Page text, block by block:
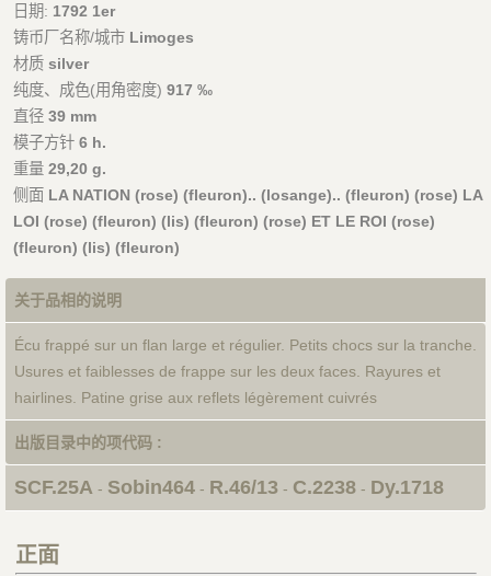
日期: 1792 1er
铸币厂名称/城市 Limoges
材质 silver
纯度、成色(用角密度) 917 ‰
直径 39 mm
模子方针 6 h.
重量 29,20 g.
侧面 LA NATION (rose) (fleuron).. (losange).. (fleuron) (rose) LA
LOI (rose) (fleuron) (lis) (fleuron) (rose) ET LE ROI (rose)
(fleuron) (lis) (fleuron)
关于品相的说明
Écu frappé sur un flan large et régulier. Petits chocs sur la tranche.
Usures et faiblesses de frappe sur les deux faces. Rayures et
hairlines. Patine grise aux reflets légèrement cuivrés
出版目录中的项代码 :
SCF.25A - Sobin464- R.46/13 - C.2238- Dy.1718
正面